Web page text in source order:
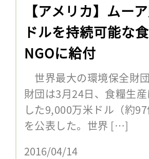
【アメリカ】ムー
ドルを持続可能な
NGOに給付
世界最大の環境保全財
財団は3月24日、食糧生
した9,000万米ドル（約
を公表した。世界 […]
2016/04/14